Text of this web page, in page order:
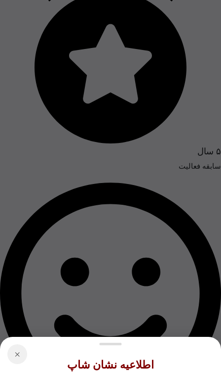
۵ سال
سابقه فعالیت
×
اطلاعیه نشان شاپ